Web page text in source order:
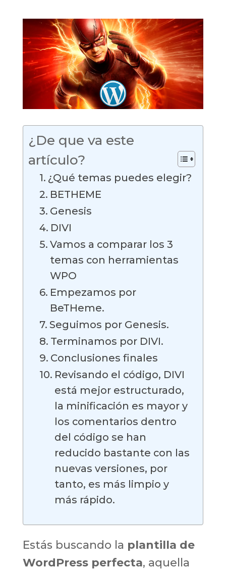
¿De que va este
artículo?
¿Qué temas puedes elegir?
BETHEME
Genesis
DIVI
Vamos a comparar los 3
temas con herramientas
WPO
Empezamos por
BeTHeme.
Seguimos por Genesis.
Terminamos por DIVI.
Conclusiones finales
Revisando el código, DIVI
está mejor estructurado,
la minificación es mayor y
los comentarios dentro
del código se han
reducido bastante con las
nuevas versiones, por
tanto, es más limpio y
más rápido.
Estás buscando la plantilla de
WordPress perfecta, aquella